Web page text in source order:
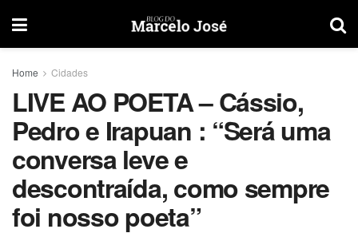
Home Cidades
LIVE AO POETA – Cássio,
Pedro e Irapuan : “Será uma
conversa leve e
descontraída, como sempre
foi nosso poeta”